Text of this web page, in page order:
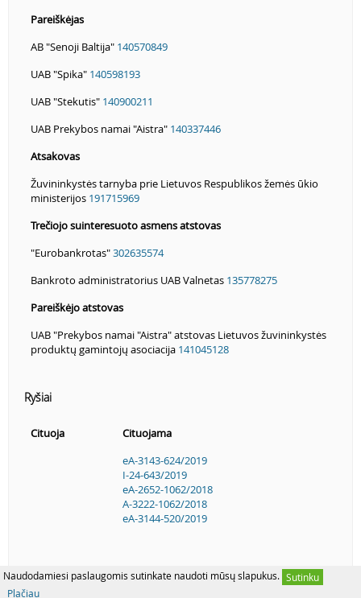
Naudodamiesi paslaugomis sutinkate naudoti mūsų slapukus. Sutinku
Plačiau
Pareiškėjas
AB "Senoji Baltija" 140570849
UAB "Spika" 140598193
UAB "Stekutis" 140900211
UAB Prekybos namai "Aistra" 140337446
Atsakovas
Žuvininkystės tarnyba prie Lietuvos Respublikos žemės ūkio
ministerijos 191715969
Trečiojo suinteresuoto asmens atstovas
"Eurobankrotas"302635574
Bankroto administratorius UAB Valnetas 135778275
Pareiškėjo atstovas
UAB "Prekybos namai "Aistra" atstovas Lietuvos žuvininkystės
produktų gamintojų asociacija 141045128
Ryšiai
Cituoja
Cituojama
eA-3143-624/2019
I-24-643/2019
eA-2652-1062/2018
A-3222-1062/2018
eA-3144-520/2019